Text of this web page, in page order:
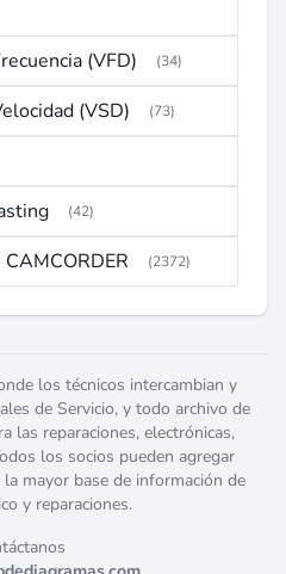
(VFD) (34)
(VSD) (73)
(42)
(2372)
los técnicos intercambian y
de Servicio, y todo archivo de
las reparaciones, electrónicas,
los socios pueden agregar
mayor base de información de
y reparaciones.